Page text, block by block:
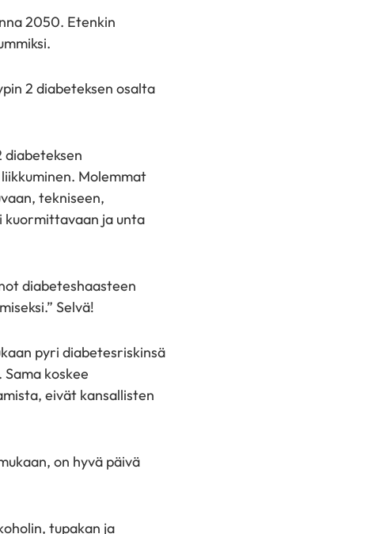
2050. Etenkin
2 diabeteksen osalta
Molemmat
tekniseen,
kuormittavaan ja unta
diabeteshaasteen
Selvä!
pyri diabetesriskinsä
koskee
eivät kansallisten
on hyvä päivä
tupakan ja